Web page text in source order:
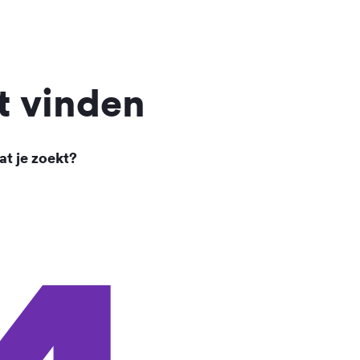
vinden
je zoekt?